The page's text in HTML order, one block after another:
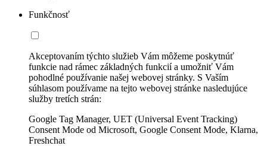
Funkčnosť
Akceptovaním týchto služieb Vám môžeme poskytnúť
funkcie nad rámec základných funkcií a umožniť Vám
pohodlné používanie našej webovej stránky. S Vaším
súhlasom používame na tejto webovej stránke nasledujúce
služby tretích strán:
Google Tag Manager, UET (Universal Event Tracking)
Consent Mode od Microsoft, Google Consent Mode, Klarna,
Freshchat